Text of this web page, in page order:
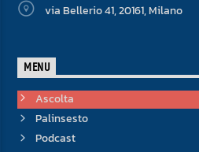
via Bellerio 41, 20161, Milano
MENU
Ascolta
Palinsesto
Podcast